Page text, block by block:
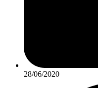
28/06/2020